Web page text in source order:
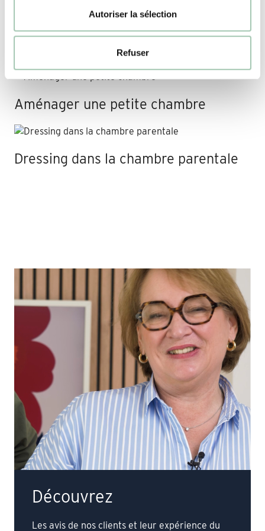
Autoriser la sélection
Refuser
Lit cabane enfant avec rangements
Aménager une petite chambre
Dressing dans la chambre parentale
Découvrez
Les avis de nos clients et leur expérience du